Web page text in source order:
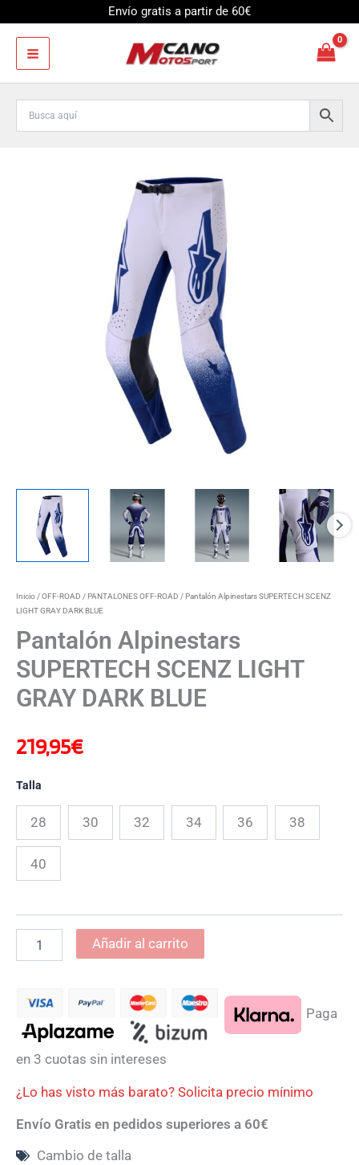
contenido
Envío gratis a partir de 60€
Inicio /OFF-ROAD /PANTALONES OFF-ROAD / Pantalón Alpinestars SUPERTECH SCENZ
LIGHT GRAY DARK BLUE
Pantalón Alpinestars
SUPERTECH SCENZ LIGHT
GRAY DARK BLUE
219,95€
Talla
28 30 32 34 36 38
40
Añadir al carrito
Paga
en 3 cuotas sin intereses
¿Lo has visto más barato? Solicita precio mínimo
Envío Gratis en pedidos superiores a 60€
Cambio de talla